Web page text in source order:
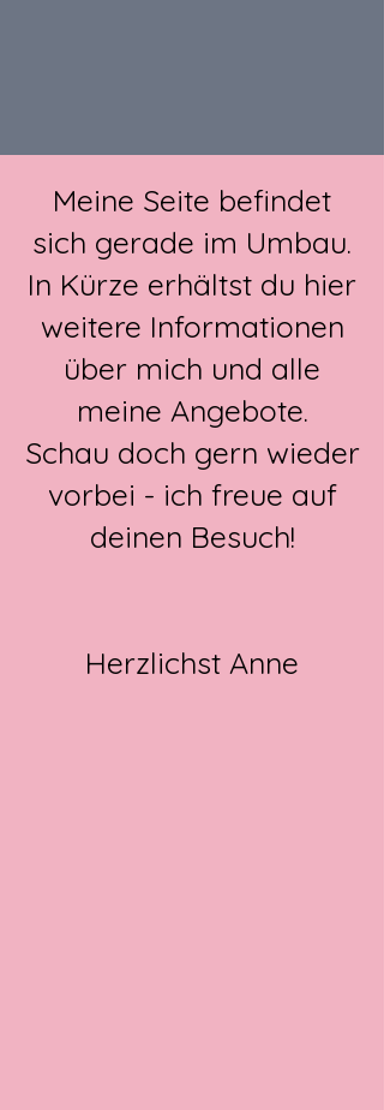
Meine Seite befindet
sich gerade im Umbau.
In Kürze erhältst du hier
weitere Informationen
über mich und alle
meine Angebote.
Schau doch gern wieder
vorbei - ich freue auf
deinen Besuch!
Herzlichst Anne